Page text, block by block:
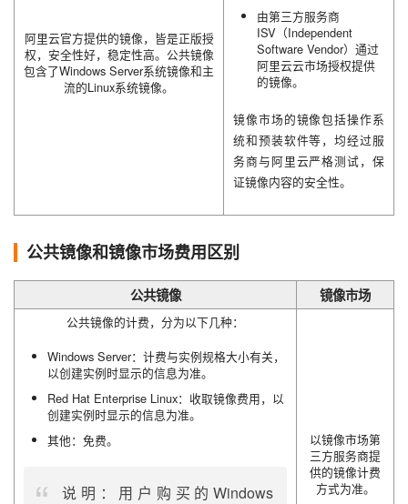
阿里云官方提供的镜像，皆是正版授
权，安全性好，稳定性高。公共镜像
包含了Windows Server系统镜像和主
流的Linux系统镜像。
由第三方服务商
ISV（Independent
Software Vendor）通过
阿里云云市场授权提供
的镜像。
镜像市场的镜像包括操作系
统和预装软件等，均经过服
务商与阿里云严格测试，保
证镜像内容的安全性。
公共镜像和镜像市场费用区别
公共镜像 镜像市场
公共镜像的计费，分为以下几种：
Windows Server：计费与实例规格大小有关，
以创建实例时显示的信息为准。
Red Hat Enterprise Linux：收取镜像费用，以
创建实例时显示的信息为准。
其他：免费。
说明：用户购买的Windows
以镜像市场第
三方服务商提
供的镜像计费
方式为准。